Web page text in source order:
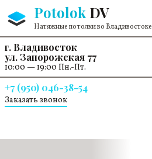
Перейти к содержанию
Potolok DV
Натяжные потолки во Владивостоке
г. Владивосток
ул. Запорожская 77
10:00 — 19:00 Пн.-Пт.
+7 (950) 046-38-54
Заказать звонок